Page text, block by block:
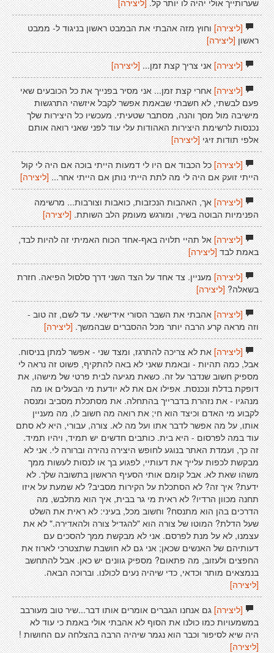
שערותייך אולי יהיה לו יותר קל. [ליצירה]
[ליצירה]וחוץ מזה אהבתי את הבמבט ראשון בניגוד ל- ממבט
ראשון[ליצירה]
[ליצירה]אני צריך קצת זמן... [ליצירה]
[ליצירה]אחרי קצת זמן... אני מסיר בפנייך את כל הכובעים שאי
פעם לבשתי, לא חשבתי שבאמת אפשר לקבל איזשהי התרגשות
מישיבה מול מסך והנה, מסתבר שטעיתי. מעכשיו כל היצירות שלך
נכנסות לרשימת היצירות האהודות עלי עוד לפני שאני רואה אותם
אלפי תודות זיגי [ליצירה]
[ליצירה]כל הכבוד אם היו לי דמעות הייתי בוכה אם היה לי קול
הייתי זועק אם היה לי מה לתת הייתי נותן אם הייתי אחר... [ליצירה]
[ליצירה]אך, האהבות הנכזבות, כואבות וצורבות... מרשימה
הפנימיות הבוטה בשיר, ומורגש מעומק הלב השותת. [ליצירה]
[ליצירה]אל תהיי תלויה באף-אחד הכוח האמיתי זה להיות לבד,
באמת לבד [ליצירה]
[ליצירה]מעניין. צד אחד על הצד השני דרך סלסול הפיאה. חזרת
בשאלה? [ליצירה]
[ליצירה]אהבתי את השבר הסורי אידישאי. עד לשם, זה טוב -
וזה מראה קרע הרבה יותר מכל ההסברים שבהמשך. [ליצירה]
[ליצירה]את לא צריכה להתרגז, ומצד שני - אפשר למתן בניסוח.
אבל, כמה תהיות - ובאמת שאני לא באה להתקיף, פשוט זה נראה לי
מספיק חשוב שנדבר על זה. כשאת מגיעה לבית פרטי של מישהו, את
דופקת בדלת ונכנסת. אפילו אם את לא יודעת מי הבעלים או מה
מנהגיו - את נזהרת בדברייך בהתחלה. את מסתכלת מסביב ומנסה
לקבוע מי האדם וכיצד הוא חי; את רואה מה חשוב לו, מה מעניין
אותו, על מה אפשר לדבר אתו ועל מה לא. צורה, עבורי, היא לא סתם
עוד במה לפרסום - היא בית. כותבים חדשים יש תמיד, ויהיו תמיד.
זה כך, ועמדת האתר בנוגע לחופש היצירה נהירה וברורה לי. אני לא
מבקשת לכפות עלייך את דעותיי, לפגוע בך או לנסות לעשות ממך
משהו שאת לא. אבל קומם אותי הסעיף הראשון בתשובה שלך. לא
ידעת? איך זה? לא הסתכלת על הקירות מסביב? לא שמעת על איזו
תחנה מכוון הרדיו? לא ראית מי גר בבית, איך הוא מתלבש, מה
הדרכים בהן הוא מתנסח? וחשוב מכל, בעיני: לא ראית את השלט
שעל הדלת? המוטו של צורה הוא "להגדיל צורה ולהאדירה." לא את
עצמנו, לא על מנת לפרסם. אני לא מבקשת ממך להסכים עם
דעותיהם של האנשים שכאן; אני גם לא חושבת שתצטרכי לארוז את
החפצים ולעזוב, מה פתאום? מספיק גוונים יש כאן. אבל להתחשב
בנמצאים מותר וכדאי, כדי שיהיה נעים לכולנו. וברוכה הבאה.
[ליצירה]
[ליצירה]גם אנחנו הגברים אומרים אותו דבר...שיר טוב מעורבב
במשמעויות כמו כולנו את הסוף לא אהבתי אולי באמת כי עוד לא
היה שיא לסיפור וכבר הוא נגמר שיהיה הרבה בהצלחה עם החושות !
[ליצירה]